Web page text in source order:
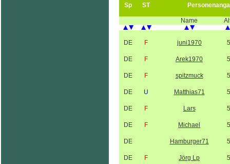
Sp ST
Name
DE F juni1970
DE F Arek1970
DE F spitzmuck
DE U Matthias71
DE F Lars
DE F Michael
DE Hamburger71
DE F Jörg Lp